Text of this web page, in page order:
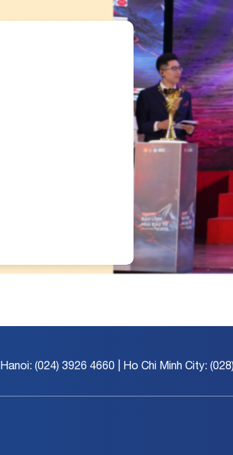
Hanoi: (024) 3926 4660 | Ho Chi Minh City: